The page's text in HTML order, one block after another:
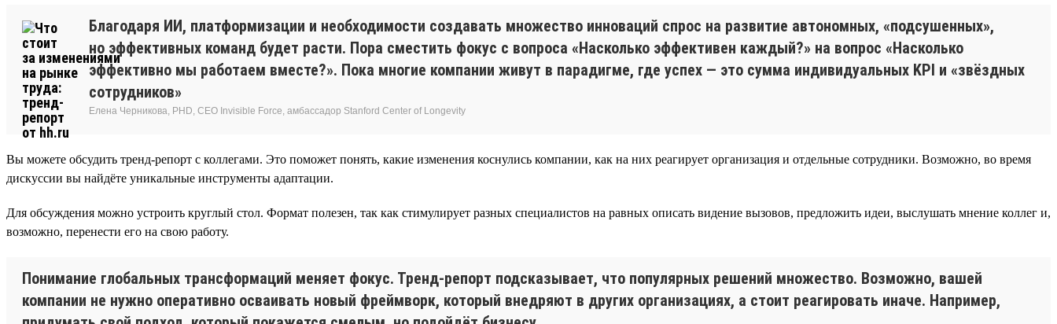
Благодаря ИИ, платформизации и необходимости создавать множество инноваций спрос на развитие автономных, «подсушенных»,
но эффективных команд будет расти. Пора сместить фокус с вопроса «Насколько эффективен каждый?» на вопрос «Насколько
эффективно мы работаем вместе?». Пока многие компании живут в парадигме, где успех — это сумма индивидуальных KPI и «звёздных
сотрудников»
Елена Черникова, PHD, CEO Invisible Force, амбассадор Stanford Center of Longevity
Вы можете обсудить тренд-репорт с коллегами. Это поможет понять, какие изменения коснулись компании, как на них реагирует организация и отдельные сотрудники. Возможно, во время
дискуссии вы найдёте уникальные инструменты адаптации.
Для обсуждения можно устроить круглый стол. Формат полезен, так как стимулирует разных специалистов на равных описать видение вызовов, предложить идеи, выслушать мнение коллег и,
возможно, перенести его на свою работу.
Понимание глобальных трансформаций меняет фокус. Тренд-репорт подсказывает, что популярных решений множество. Возможно, вашей
компании не нужно оперативно осваивать новый фреймворк, который внедряют в других организациях, а стоит реагировать иначе. Например,